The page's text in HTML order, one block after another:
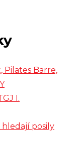
Pilates Barre,
I.
posily